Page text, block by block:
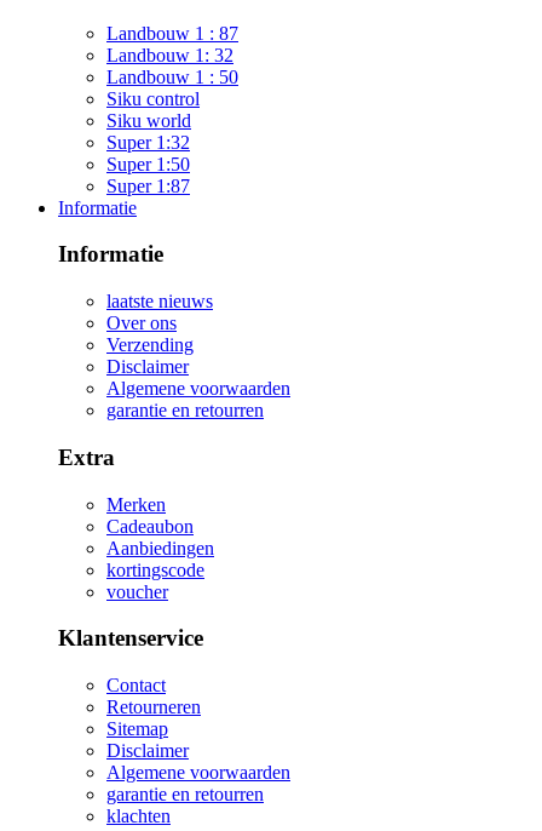
Landbouw 1 : 87
Landbouw 1: 32
Landbouw 1 : 50
Siku control
Siku world
Super 1:32
Super 1:50
Super 1:87
Informatie
Informatie
laatste nieuws
Over ons
Verzending
Disclaimer
Algemene voorwaarden
garantie en retourren
Extra
Merken
Cadeaubon
Aanbiedingen
kortingscode
voucher
Klantenservice
Contact
Retourneren
Sitemap
Disclaimer
Algemene voorwaarden
garantie en retourren
klachten